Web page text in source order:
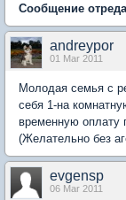
Сообщение
andreypor
01 Mar 2011
Молодая семья с
себя 1-на
временную оплату
(Желательно без
evgensp
06 Mar 2011